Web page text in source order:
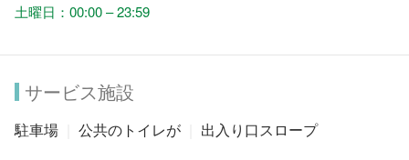
土曜日：00:00 – 23:59
サービス施設
駐車場 公共のトイレが 出入り口スロープ